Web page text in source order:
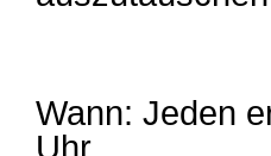
Wann: Jeden
Uhr